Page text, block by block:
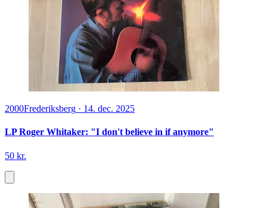
2000Frederiksberg · 14. dec. 2025
LP Roger Whitaker: "I don't believe in if anymore"
50 kr.